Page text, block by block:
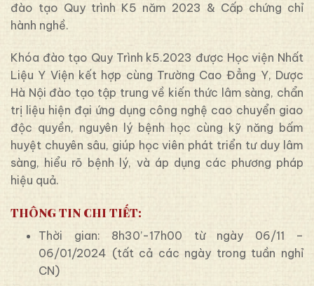
đào tạo Quy trình K5 năm 2023 & Cấp chứng chỉ
hành nghề.
Khóa đào tạo Quy Trình k5.2023 được Học viện Nhất
Liệu Y Viện kết hợp cùng Trường Cao Đẳng Y, Dược
Hà Nội đào tạo tập trung về kiến thức lâm sàng, chẩn
trị liệu hiện đại ứng dụng công nghệ cao chuyển giao
độc quyền, nguyên lý bệnh học cùng kỹ năng bấm
huyệt chuyên sâu, giúp học viên phát triển tư duy lâm
sàng, hiểu rõ bệnh lý, và áp dụng các phương pháp
hiệu quả.
THÔNG TIN CHI TIẾT:
Thời gian: 8h30’-17h00 từ ngày 06/11 –
06/01/2024 (tất cả các ngày trong tuần nghỉ
CN)